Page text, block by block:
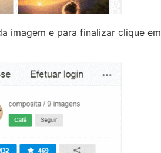
imagem e para finalizar clique em